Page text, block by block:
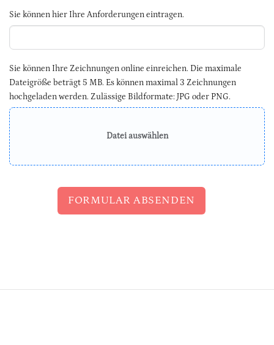
Sie können hier Ihre Anforderungen eintragen.
Sie können Ihre Zeichnungen online einreichen. Die maximale
Dateigröße beträgt 5 MB. Es können maximal 3 Zeichnungen
hochgeladen werden. Zulässige Bildformate: JPG oder PNG.
Datei auswählen
FORMULAR ABSENDEN